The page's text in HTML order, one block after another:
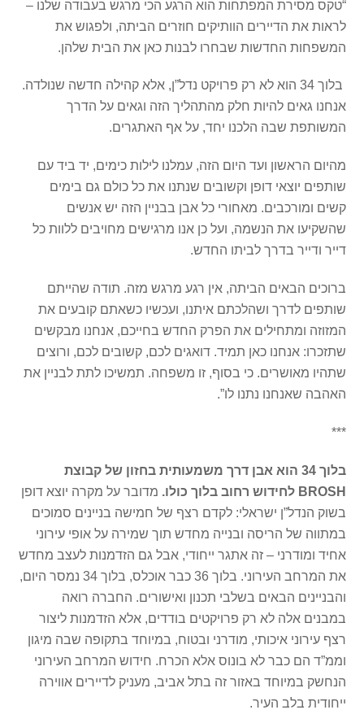
“טקס מסירת המפתחות הוא הרגע הכי מרגש בעבודה שלנו –
לראות את הדיירים הוותיקים חוזרים הביתה, ולפגוש את
המשפחות החדשות שבחרו לבנות כאן את הבית שלהן.
בלוך 34 הוא לא רק פרויקט נדל”ן, אלא קהילה חדשה שנולדה.
אנחנו גאים להיות חלק מהתהליך הזה וגאים על הדרך
המשותפת שבה הלכנו יחד, על אף האתגרים.
מהיום הראשון ועד היום הזה, עמלנו לילות כימים, יד ביד עם
שותפים יוצאי דופן וקשובים שנתנו את כל כולם גם בימים
קשים ומורכבים. מאחורי כל אבן בבניין הזה יש אנשים
שהשקיעו את הנשמה, ועל כן אנו מרגישים מחויבים ללוות כל
דייר ודייר בדרך לביתו החדש.
ברוכים הבאים הביתה, אין רגע מרגש מזה. תודה שהייתם
שותפים לדרך ושהלכתם איתנו, ועכשיו כשאתם קובעים את
המזוזה ומתחילים את הפרק החדש בחייכם, אנחנו מבקשים
שתזכרו: אנחנו כאן תמיד. דואגים לכם, קשובים לכם, ורוצים
שתהיו מאושרים. כי בסוף, זו משפחה. תמשיכו לתת לבניין את
האהבה שאנחנו נתנו לו”.
***
בלוך 34 הוא אבן דרך משמעותית בחזון של קבוצת
BROSH לחידוש רחוב בלוך כולו. מדובר על מקרה יוצא דופן
בשוק הנדל”ן ישראלי: לקדם רצף של חמישה בניינים סמוכים
במתווה של הריסה ובנייה מחדש תוך שמירה על אופי עירוני
אחיד ומודרני – זה אתגר ייחודי, אבל גם הזדמנות לעצב מחדש
את המרחב העירוני. בלוך 36 כבר אוכלס, בלוך 34 נמסר היום,
והבניינים הבאים בשלבי תכנון ואישורים. החברה רואה
במבנים אלה לא רק פרויקטים בודדים, אלא הזדמנות ליצור
רצף עירוני איכותי, מודרני ובטוח, במיוחד בתקופה שבה מיגון
וממ”ד הם כבר לא בונוס אלא הכרח. חידוש המרחב העירוני
הנחשק במיוחד באזור זה בתל אביב, מעניק לדיירים אווירה
ייחודית בלב העיר.